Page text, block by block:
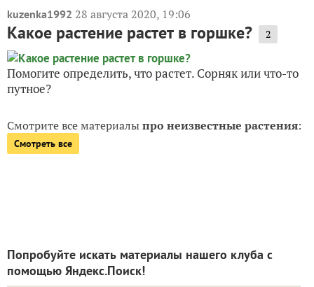
kuzenka1992 28 августа 2020, 19:06
Какое растение растет в горшке? 2
Помогите определить, что растет. Сорняк или что-то
путное?
Смотрите все материалыпро неизвестные растения:
Смотреть все
Попробуйте искать материалы нашего клуба с
помощью Яндекс.Поиск!